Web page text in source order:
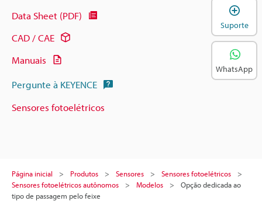
Data Sheet (PDF)
CAD / CAE
Manuais
Pergunte à KEYENCE
Sensores fotoelétricos
Página inicial Produtos Sensores
Sensores fotoelétricos
Sensores fotoelétricos autônomos
Modelos
Opção dedicada ao
tipo de passagem pelo feixe
Suporte
WhatsApp